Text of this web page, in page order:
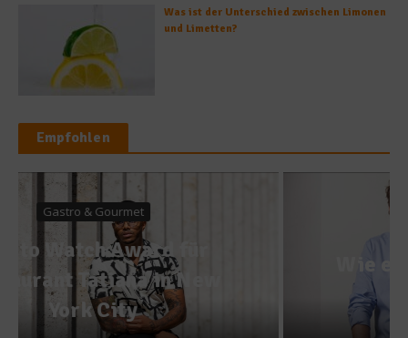
Was ist der Unterschied zwischen Limonen
und Limetten?
Empfohlen
Wie entsteht ein Kochbuch,
Herr Paul?
11. Februar 2013